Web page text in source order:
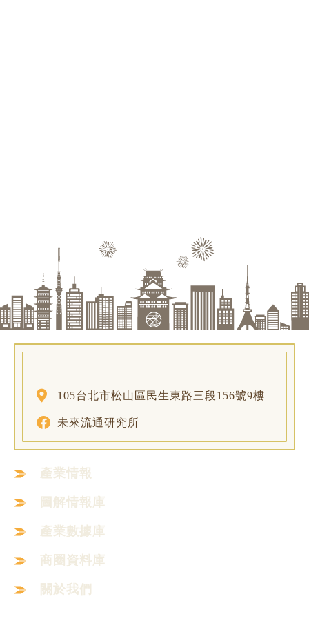
105台北市松山區民生東路三段156號9樓
未來流通研究所
產業情報
圖解情報庫
產業數據庫
商圈資料庫
關於我們